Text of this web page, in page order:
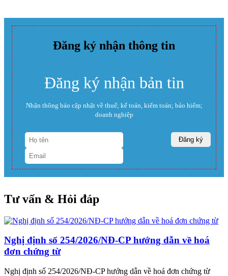
Đăng ký nhận thông tin
Đăng ký nhận bản tin
Nhận thông báo cập nhật về thuế; kế toán, kiểm toán; bảo hiểm;
doanh nghiệp
Tư vấn & Hỏi đáp
Nghị định số 254/2026/NĐ-CP hướng dẫn về hoá
đơn chứng từ
Nghị định số 254/2026/NĐ-CP hướng dẫn về hoá đơn chứng từ